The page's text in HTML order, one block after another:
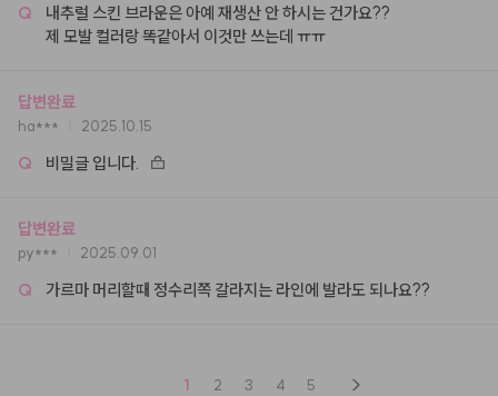
Q
내추럴 스킨 브라운은 아예 재생산 안 하시는 건가요??
제 모발 컬러랑 똑같아서 이것만 쓰는데 ㅠㅠ
답변완료
ha*** 2025.10.15
Q 비밀글 입니다.
답변완료
py*** 2025.09.01
Q 가르마 머리할때 정수리쪽 갈라지는 라인에 발라도 되나요??
1 2 3 4 5